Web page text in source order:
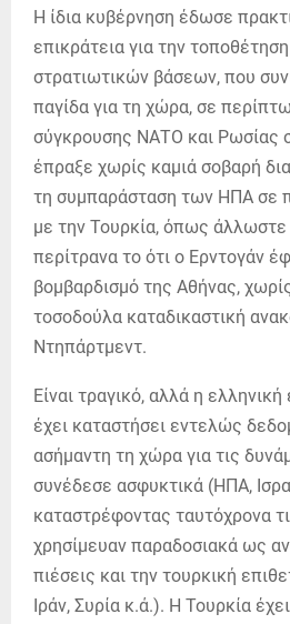
Η ίδια κυβέρνηση έδωσε
επικράτεια για την
στρατιωτικών βάσεων, που
παγίδα για τη χώρα, σε
σύγκρουσης ΝΑΤΟ και Ρωσίας
έπραξε χωρίς καμιά σοβαρή
τη συμπαράσταση των ΗΠΑ σε
με την Τουρκία, όπως άλλωστε
περίτρανα το ότι ο Ερντογάν
βομβαρδισμό της Αθήνας,
τοσοδούλα καταδικαστική
Ντηπάρτμεντ.
Είναι τραγικό, αλλά η
έχει καταστήσει εντελώς
ασήμαντη τη χώρα για τις
συνέδεσε ασφυκτικά (ΗΠΑ,
καταστρέφοντας ταυτόχρονα
χρησίμευαν παραδοσιακά ως
πιέσεις και την τουρκική
Ιράν, Συρία κ.ά.). Η Τουρκία